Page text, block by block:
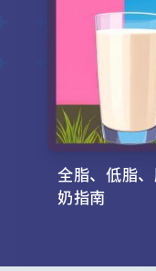
全脂、低脂
奶指南